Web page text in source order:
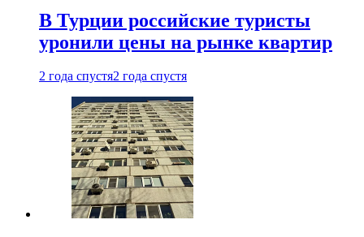
В Турции российские туристы
уронили цены на рынке квартир
2 года спустя2 года спустя